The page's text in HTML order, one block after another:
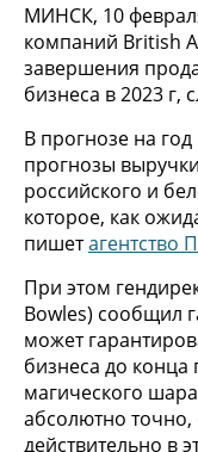
МИНСК, 10
компаний British
завершения
бизнеса в 2023 г,
В прогнозе на год
прогнозы
российского и
которое, как
пишетагентство
При этом
Bowles) сообщил
может
бизнеса до конца
магического
абсолютно точно,
действительно в